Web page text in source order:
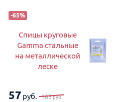
-65%
Спицы круговые
Gamma стальные
на металлической
леске
57 руб. 163руб.